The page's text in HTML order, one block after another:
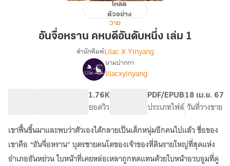
หราน
อันดับ
โหลด
ตัวอย่าง
วาย
อันจื่อหราน คหบดีอันดับหนึ่ง เล่ม 1
เรื่อ
งอันจื่อ
สำนักพิมพ์Lilac X Yinyang
นามปากกา
lilacxyinyang
1.76K
ยอดวิว
PDF/EPUB
ประเภทไฟล์
18 เม.ย. 67
วันที่วางขาย
เขาฟื้นขึ้นมาและพบว่าตัวเองได้กลายเป็นเด็กหนุ่มอีกคนไปแล้ว ชื่อของ
เขาคือ “อันจื่อหราน” บุตรชายคนโตของเจ้าของที่ดินรายใหญ่ที่สุดแห่ง
อำเภออันหย่วน ใบหน้าที่เคยหล่อเหลาถูกทดแทนด้วยใบหน้าอวบอูมที่ดู